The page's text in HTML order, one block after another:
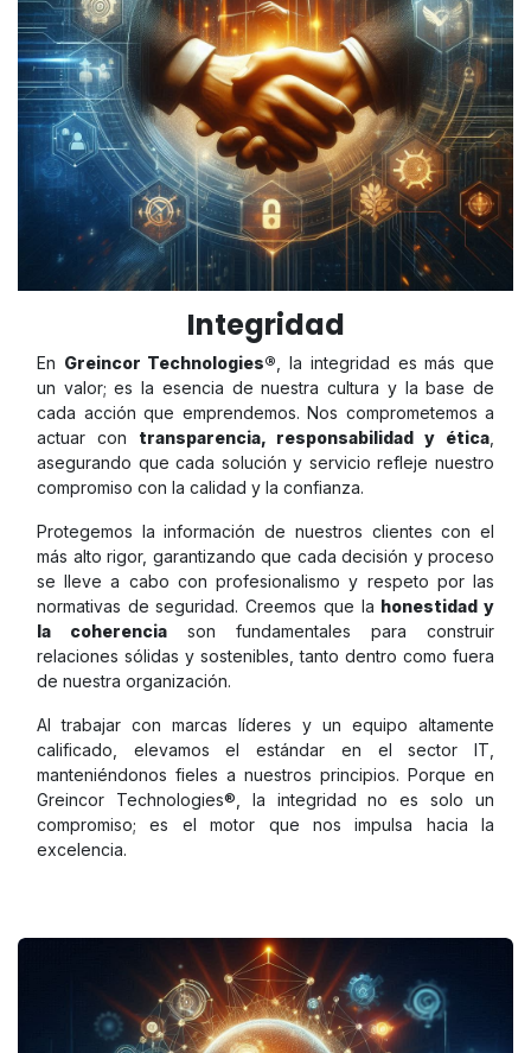
Integridad
En Greincor Technologies® , la integridad es más que
un valor; es la esencia de nuestra cultura y la base de
cada acción que emprendemos. Nos comprometemos a
actuar con transparencia, responsabilidad y ética
asegurando que cada solución y servicio refleje nuestro
compromiso con la calidad y la confianza.
Protegemos la información de nuestros clientes con el
más alto rigor, garantizando que cada decisión y proceso
se lleve a cabo con profesionalismo y respeto por las
normativas de seguridad. Creemos que la honestidad y
la coherencia son fundamentales para construir
relaciones sólidas y sostenibles, tanto dentro como fuera
de nuestra organización.
Al trabajar con marcas líderes y un equipo altamente
calificado, elevamos el estándar en el sector IT,
manteniéndonos fieles a nuestros principios. Porque en
Greincor Technologies®, la integridad no es solo un
compromiso; es el motor que nos impulsa hacia la
excelencia.